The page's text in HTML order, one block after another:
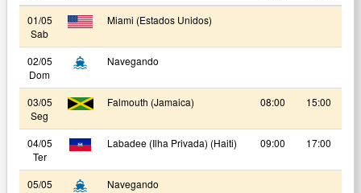
01/05
Sab
Miami (Estados Unidos)
02/05
Dom
Navegando
03/05
Seg
Falmouth (Jamaica) 08:00 15:00
04/05
Ter
Labadee (Ilha Privada) (Haiti) 09:00 17:00
05/05
Navegando